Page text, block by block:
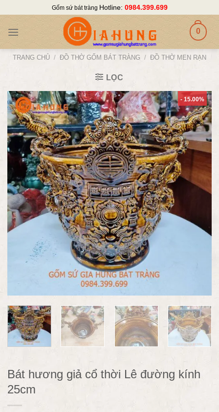
content
Gốm sứ bát tràng Hotline: 0984.399.699
0
TRANG CHỦ / ĐỒ THỜ GỐM BÁT TRÀNG / ĐỒ THỜ MEN RẠN
LỌC
- 15.00%
Bát hương giả cổ thời Lê đường kính
25cm